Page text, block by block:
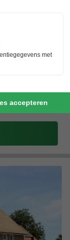
Kaart